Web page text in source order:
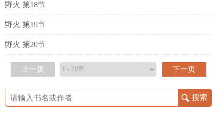
野火 第18节
野火 第19节
野火 第20节
上一页 下一页